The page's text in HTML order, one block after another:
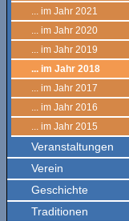
... im Jahr 2021
... im Jahr 2020
... im Jahr 2019
... im Jahr 2018
... im Jahr 2017
... im Jahr 2016
... im Jahr 2015
Veranstaltungen
Verein
Geschichte
Traditionen